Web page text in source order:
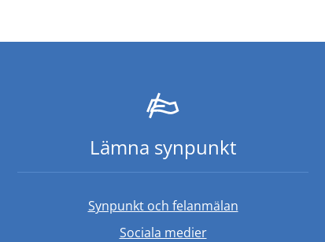
Lämna synpunkt
Synpunkt och felanmälan
Sociala medier